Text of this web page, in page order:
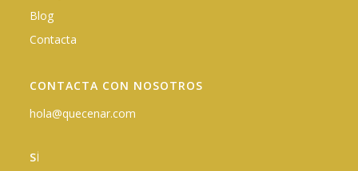
Blog
Contacta
CONTACTA CON NOSOTROS
hola@quecenar.com
SÍGUENOS EN REDES